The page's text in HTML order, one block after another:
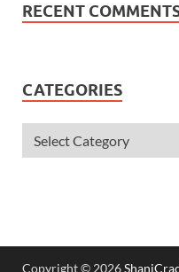
RECENT
CATEGORIES
Copyright © 2026